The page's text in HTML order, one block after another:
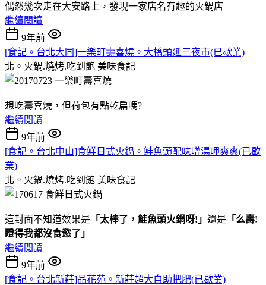
偶然幾次走在大安路上，發現一家店名有趣的火鍋店
繼續閱讀
9年前
[食記。台北大同]一樂町壽喜燒。大橋頭延三夜市(已歇業)
北。火鍋.燒烤.吃到飽 美味食記
想吃壽喜燒，但荷包有點乾扁嗎?
繼續閱讀
9年前
[食記。台北中山]食鮮日式火鍋。鮭魚頭配味噌湯呷爽爽(已歇
業)
北。火鍋.燒烤.吃到飽 美味食記
這封面不知道效果是 「太棒了，鮭魚頭火鍋呀!」 還是 「么壽!
瞪得我都沒食慾了」
繼續閱讀
9年前
[食記。台北新莊]品花苑。新莊超大自助把肥(已歇業)